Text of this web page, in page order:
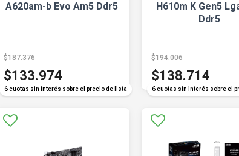
A620am-b Evo Am5 Ddr5
6 cuotas sin interés sobre el precio de lista
$187.376
$133.974
H610m K Gen5
Ddr5
6 cuotas sin interés sobre el
$194.006
$138.714